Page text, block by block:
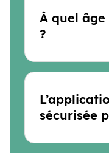
À quel âge
?
sécurisée